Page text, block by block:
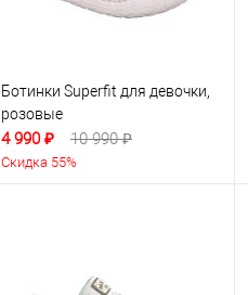
Ботинки Superfit для девочки,
розовые
4 990 ₽ 10 990 ₽
Скидка 55%